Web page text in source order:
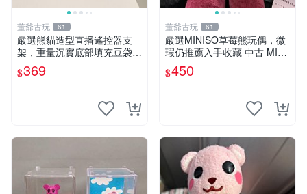
董爺古玩 61
嚴選熊貓造型直播遙控器支
架，重量沉實底部填充豆袋，
手機遙控器最佳架設選擇推薦
直播遙控器支架 毛絨玩具 支
$369
董爺古玩 61
嚴選MINISO草莓熊玩偶，微
瑕仍推薦入手收藏 中古 MINI
SO 草莓熊 玩具 收藏
$450